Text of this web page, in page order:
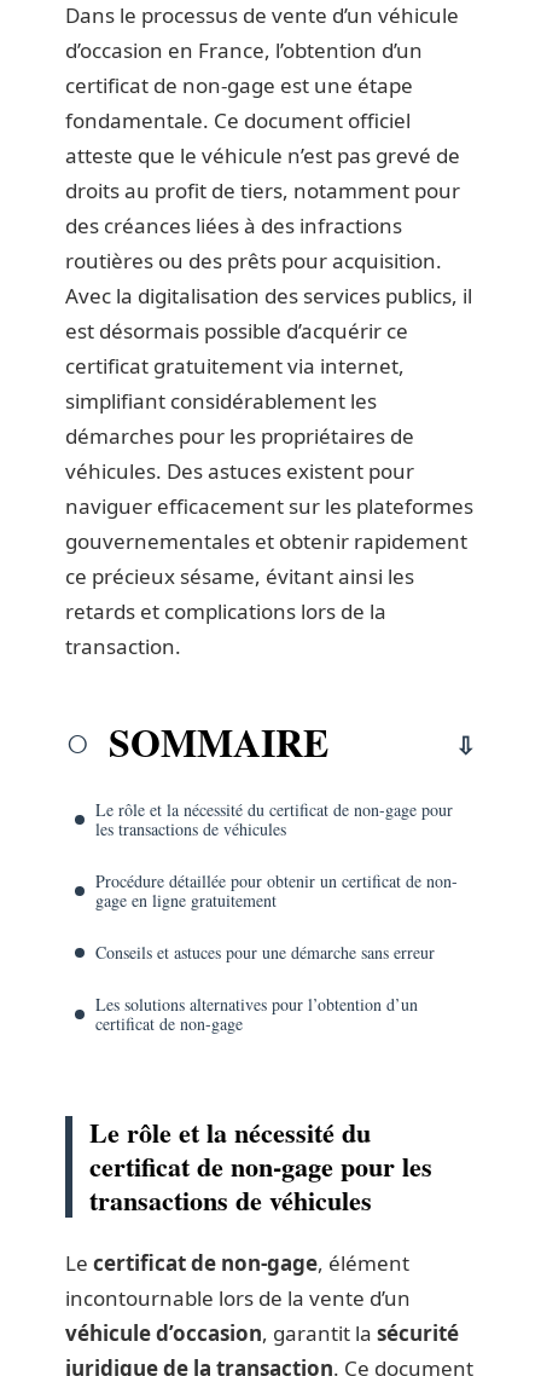
Dans le processus de vente d’un véhicule
d’occasion en France, l’obtention d’un
certificat de non-gage est une étape
fondamentale. Ce document officiel
atteste que le véhicule n’est pas grevé de
droits au profit de tiers, notamment pour
des créances liées à des infractions
routières ou des prêts pour acquisition.
Avec la digitalisation des services publics, il
est désormais possible d’acquérir ce
certificat gratuitement via internet,
simplifiant considérablement les
démarches pour les propriétaires de
véhicules. Des astuces existent pour
naviguer efficacement sur les plateformes
gouvernementales et obtenir rapidement
ce précieux sésame, évitant ainsi les
retards et complications lors de la
transaction.
SOMMAIRE
Le rôle et la nécessité du certificat de non-gage pour
les transactions de véhicules
Procédure détaillée pour obtenir un certificat de non-
gage en ligne gratuitement
Conseils et astuces pour une démarche sans erreur
Les solutions alternatives pour l’obtention d’un
certificat de non-gage
Le rôle et la nécessité du
certificat de non-gage pour les
transactions de véhicules
Le certificat de non-gage, élément
incontournable lors de la vente d’un
véhicule d’occasion, garantit la sécurité
juridique de la transaction. Ce document